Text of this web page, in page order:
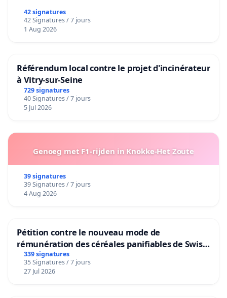
42 signatures
42 Signatures / 7 jours
1 Aug 2026
Référendum local contre le projet d'incinérateur
à Vitry-sur-Seine
729 signatures
40 Signatures / 7 jours
5 Jul 2026
Genoeg met F1-rijden in Knokke-Het Zoute
39 signatures
39 Signatures / 7 jours
4 Aug 2026
Pétition contre le nouveau mode de
rémunération des céréales panifiables de Swiss
granum basé sur la teneur en protéines
339 signatures
35 Signatures / 7 jours
27 Jul 2026